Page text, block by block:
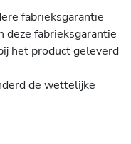
fabrieksgarantie
deze fabrieksgarantie
het product geleverd
de wettelijke